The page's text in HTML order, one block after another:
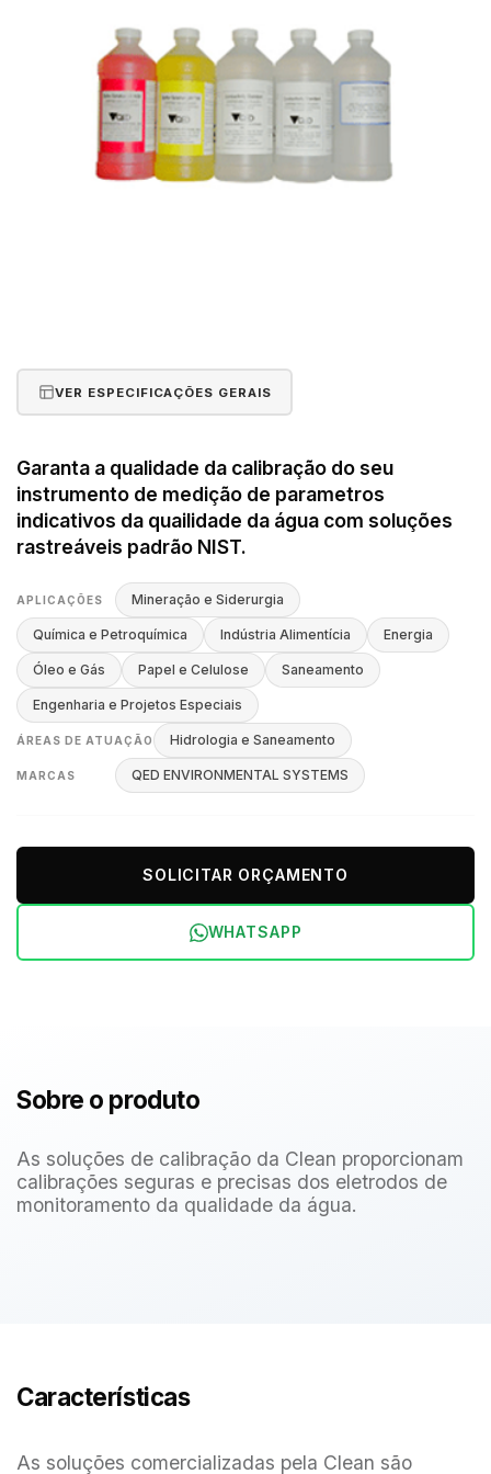
VER ESPECIFICAÇÕES GERAIS
Garanta a qualidade da calibração do seu
instrumento de medição de parametros
indicativos da quailidade da água com soluções
rastreáveis padrão NIST.
APLICAÇÕES Mineração e Siderurgia
Química e Petroquímica Indústria Alimentícia Energia
Óleo e Gás Papel e Celulose Saneamento
Engenharia e Projetos Especiais
ÁREAS DE ATUAÇÃO Hidrologia e Saneamento
MARCAS QED ENVIRONMENTAL SYSTEMS
SOLICITAR ORÇAMENTO
WHATSAPP
Sobre o produto
As soluções de calibração da Clean proporcionam
calibrações seguras e precisas dos eletrodos de
monitoramento da qualidade da água.
Características
As soluções comercializadas pela Clean são